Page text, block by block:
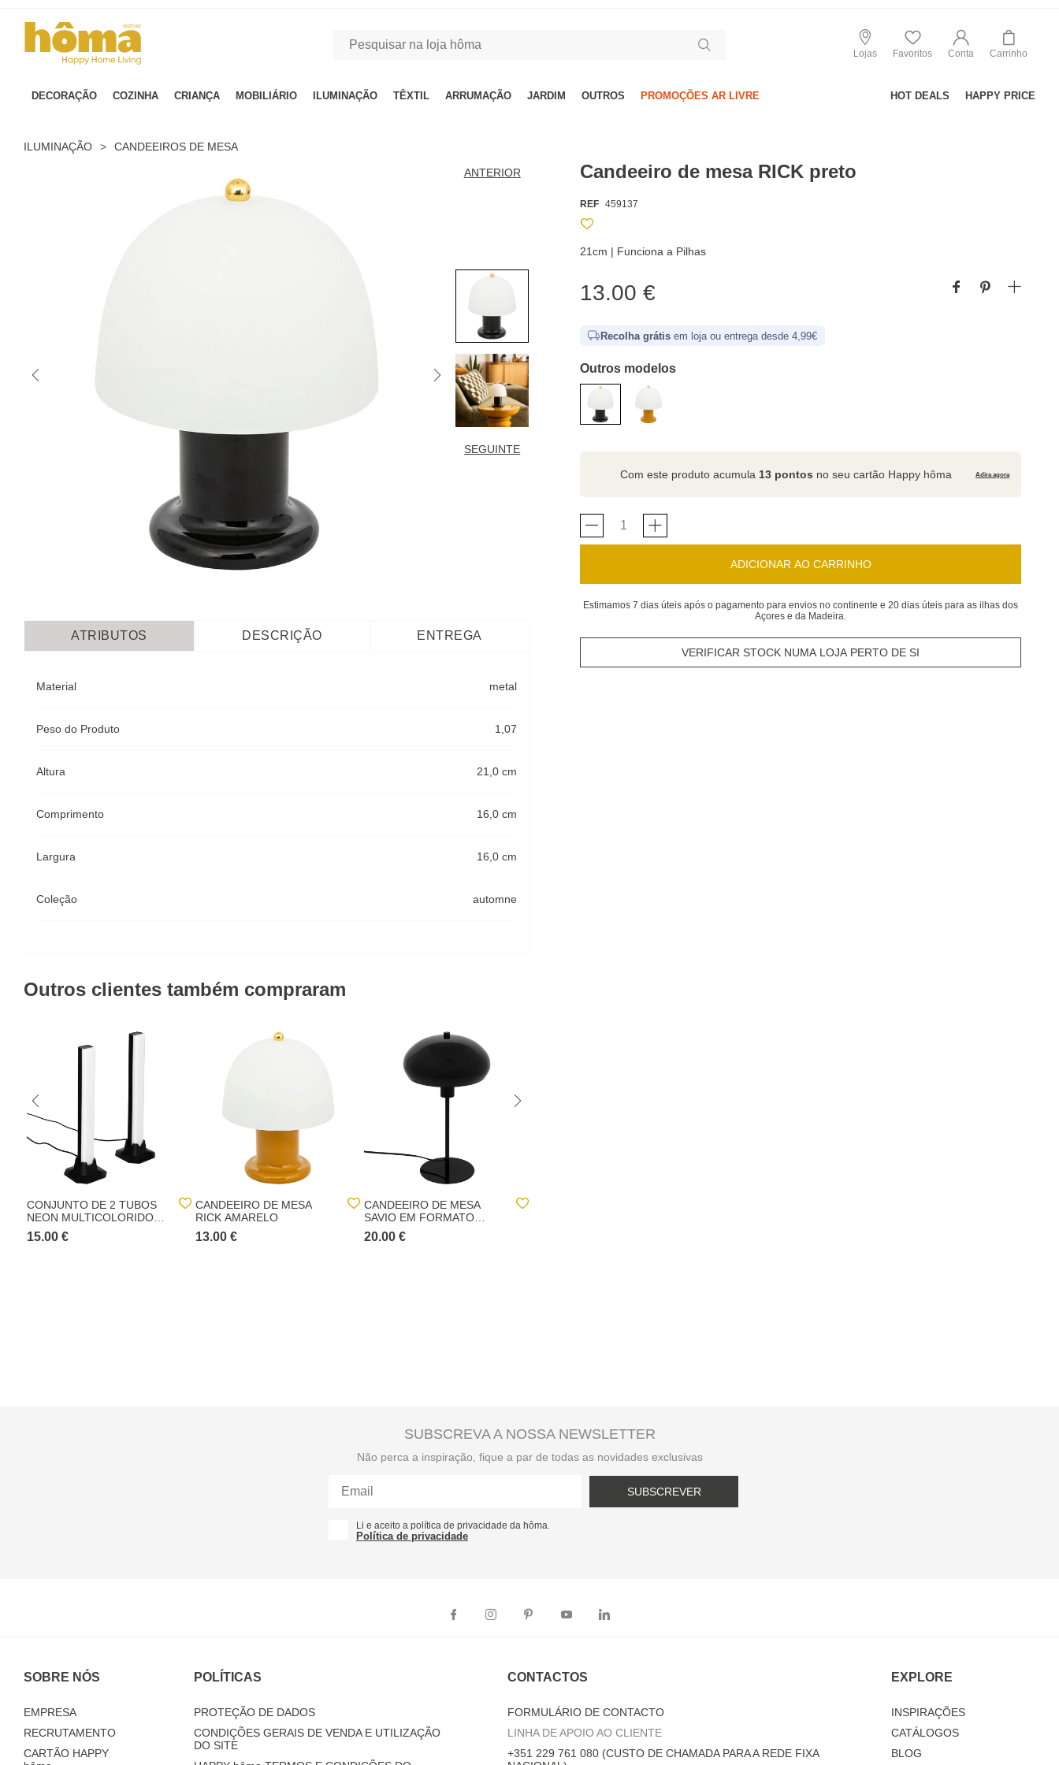
Lojas Favoritos Conta Carrinho
DECORAÇÃO COZINHA CRIANÇA MOBILIÁRIO ILUMINAÇÃO TÊXTIL ARRUMAÇÃO JARDIM OUTROS PROMOÇÕES AR LIVRE HOT DEALS HAPPY PRICE
ILUMINAÇÃO > CANDEEIROS DE MESA
ANTERIOR
SEGUINTE
Candeeiro de mesa RICK preto
REF 459137
21cm | Funciona a Pilhas
13.00 €
Recolha grátis em loja ou entrega desde 4,99€
Outros modelos
Com este produto acumula 13 pontos no seu cartão Happy hôma Adira agora
ADICIONAR AO CARRINHO
Estimamos 7 dias úteis após o pagamento para envios no continente e 20 dias úteis para as ilhas dos
Açores e da Madeira.
VERIFICAR STOCK NUMA LOJA PERTO DE SI
ATRIBUTOS DESCRIÇÃO ENTREGA
Material metal
Peso do Produto 1,07
Altura 21,0 cm
Comprimento 16,0 cm
Largura 16,0 cm
Coleção automne
Outros clientes também compraram
CONJUNTO DE 2 TUBOS
NEON MULTICOLORIDOS
32,5CM
15.00 €
CANDEEIRO DE MESA
RICK AMARELO
13.00 €
CANDEEIRO DE MESA
SAVIO EM FORMATO
COGUMELO 38CM
20.00 €
SUBSCREVA A NOSSA NEWSLETTER
Não perca a inspiração, fique a par de todas as novidades exclusivas
SUBSCREVER
Li e aceito a política de privacidade da hôma.
Política de privacidade
SOBRE NÓS
EMPRESA
RECRUTAMENTO
CARTÃO HAPPY
POLÍTICAS
PROTEÇÃO DE DADOS
CONDIÇÕES GERAIS DE VENDA E UTILIZAÇÃO
DO SITE
CONTACTOS
FORMULÁRIO DE CONTACTO
LINHA DE APOIO AO CLIENTE
+351 229 761 080 (CUSTO DE CHAMADA PARA A REDE FIXA
EXPLORE
INSPIRAÇÕES
CATÁLOGOS
BLOG